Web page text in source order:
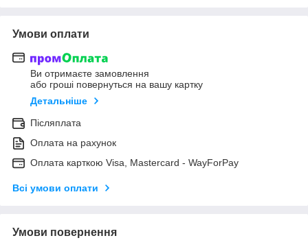
Умови оплати
Ви отримаєте замовлення
або гроші повернуться на вашу картку
Детальніше
Післяплата
Оплата на рахунок
Оплата карткою Visa, Mastercard - WayForPay
Всі умови оплати
Умови повернення